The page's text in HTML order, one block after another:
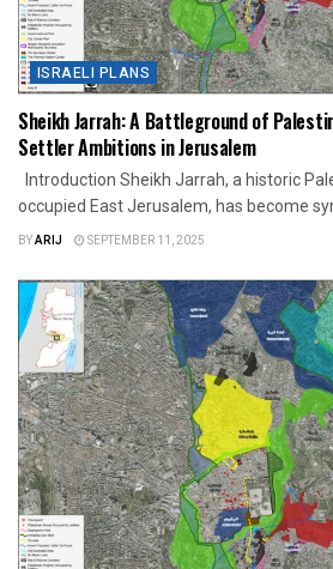
ISRAELI PLANS
Sheikh Jarrah: A Battleground of
Settler Ambitions in Jerusalem
Introduction Sheikh Jarrah, a historic
occupied East Jerusalem, has become
BYARIJ SEPTEMBER 11, 2025